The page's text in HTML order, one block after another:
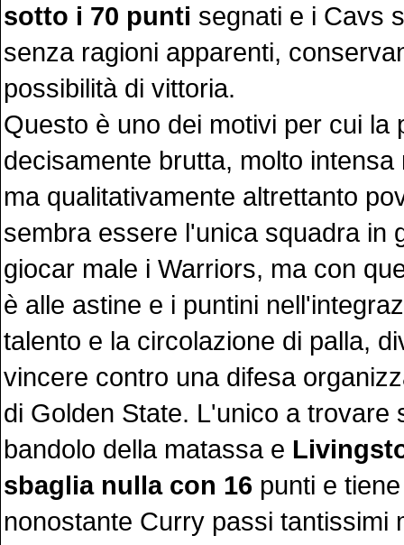
sotto i 70 punti segnati e i Cavs
senza ragioni apparenti,
possibilità di vittoria.
Questo è uno dei motivi per cui la
decisamente brutta, molto intensa
ma qualitativamente altrettanto
sembra essere l'unica squadra in
giocar male i Warriors, ma con
è alle astine e i puntini
talento e la circolazione di palla,
vincere contro una difesa
di Golden State. L'unico a trovare
bandolo della matassa e
sbaglia nulla con 16 punti e
nonostante Curry passi tantissimi